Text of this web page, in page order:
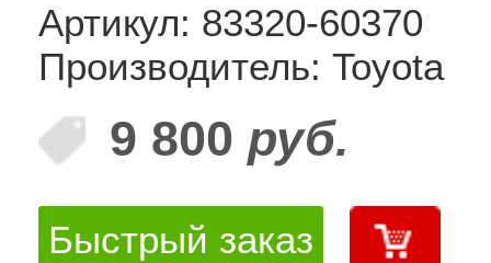
Артикул: 83320-60370
Производитель: Toyota
9 800 руб.
Быстрый заказ